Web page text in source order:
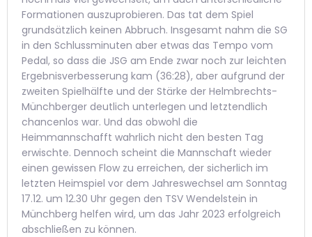
Formationen auszuprobieren. Das tat dem Spiel
grundsätzlich keinen Abbruch. Insgesamt nahm die SG
in den Schlussminuten aber etwas das Tempo vom
Pedal, so dass die JSG am Ende zwar noch zur leichten
Ergebnisverbesserung kam (36:28), aber aufgrund der
zweiten Spielhälfte und der Stärke der Helmbrechts-
Münchberger deutlich unterlegen und letztendlich
chancenlos war. Und das obwohl die
Heimmannschafft wahrlich nicht den besten Tag
erwischte. Dennoch scheint die Mannschaft wieder
einen gewissen Flow zu erreichen, der sicherlich im
letzten Heimspiel vor dem Jahreswechsel am Sonntag
17.12. um 12.30 Uhr gegen den TSV Wendelstein in
Münchberg helfen wird, um das Jahr 2023 erfolgreich
abschließen zu können.